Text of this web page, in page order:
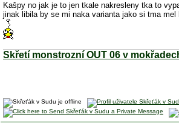
Kašpy no jak je to jen tkale nakresleny tka to
jinak libila by se mi naka varianta jako si tma
Skřetí monstrozní OUT 06 v